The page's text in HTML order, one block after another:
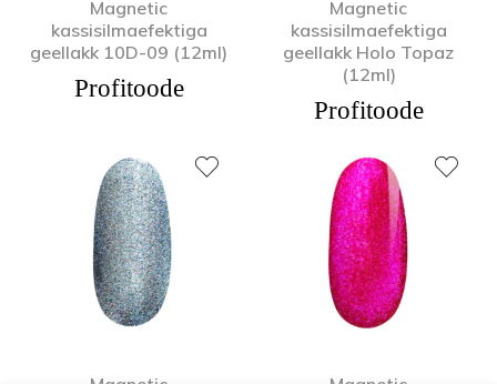
Magnetic
kassisilmaefektiga
geellakk 10D-09 (12ml)
Profitoode
Magnetic
kassisilmaefektiga
geellakk Holo Topaz
(12ml)
Profitoode